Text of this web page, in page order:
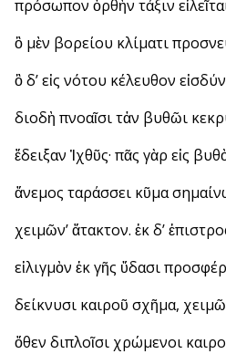
πρόσωπον ὀρθὴν τάξιν
ὃ μὲν βορείου κλίματι
ὃ δ’ εἰς νότου κέλευθον
διοδὴ πνοαῖσι τἀν βυθῶι
ἔδειξαν Ἰχθῦς· πᾶς γὰρ εἰς
ἄνεμος ταράσσει κῦμα
χειμῶν’ ἄτακτον. ἐκ δ’
εἱλιγμὸν ἐκ γῆς ὕδασι
δείκνυσι καιροῦ σχῆμα,
ὅθεν διπλοῖσι χρώμενοι